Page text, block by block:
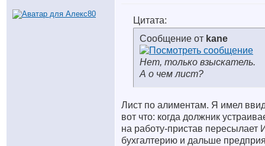
Цитата:
Сообщение от kane
Нет, только взыскатель.
А о чем лист?
Лист по алиментам. Я имел
вот что: когда должник
на работу-пристав пересылает
бухгалтерию и дальше